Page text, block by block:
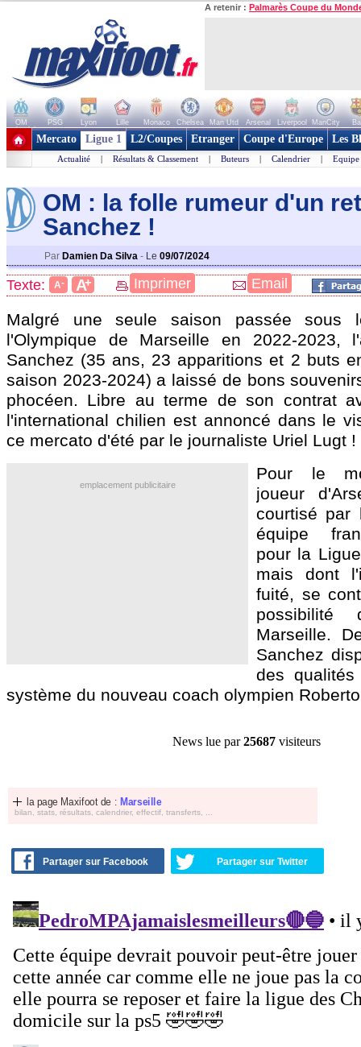
A retenir : Palmarès Coupe du
OM PSG Lyon Lille Monaco Chelsea Man Utd Arsenal Liverpool ManCity
+ de clubs
Mercato Ligue 1 L2/Coupes Etranger Coupe d'Europe Les
Actualité | Résultats & Classement | Buteurs | Calendrier | Equipe
OM : la folle rumeur d'un
Sanchez !
Par Damien Da Silva - Le 09/07/2024
Texte: A- A+ Imprimer Email
Malgré une seule saison passée sous
l'Olympique de Marseille en 2022-2023,
Sanchez (35 ans, 23 apparitions et 2 buts
saison 2023-2024) a laissé de bons
phocéen. Libre au terme de son contrat
l'international chilien est annoncé dans le
ce mercato d'été par le journaliste Uriel Lugt !
emplacement publicitaire
Pour le
joueur
courtisé par
équipe
pour la
mais dont
fuité, se
Marseille.
Sanchez
des
système du nouveau coach olympien
News lue par25687 visiteurs
la page Maxifoot de : Marseille
bilan, stats, résultats, calendrier, effectif, transferts, ...
Partager sur Facebook Partager sur Twitter